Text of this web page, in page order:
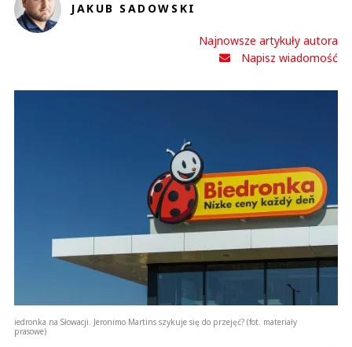
JAKUB SADOWSKI
Najnowsze artykuły autora
Napisz wiadomość
iedronka na Słowacji. Jeronimo Martins szykuje się do przejęć? (fot. materiały
prasowe)